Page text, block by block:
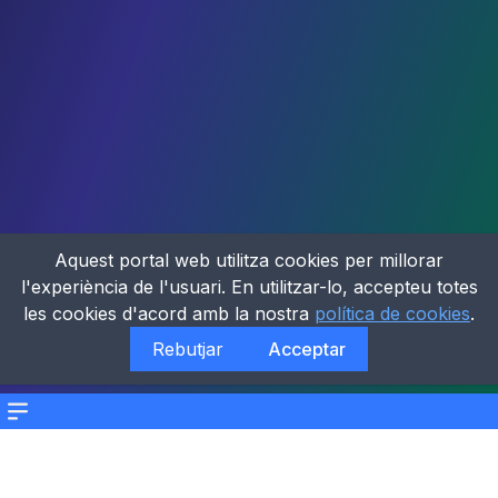
Menu
Aquest portal web utilitza cookies per millorar
l'experiència de l'usuari. En utilitzar-lo, accepteu totes
les cookies d'acord amb la nostra política de cookies.
Rebutjar
Acceptar